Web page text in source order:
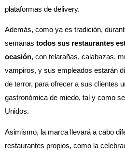
plataformas de delivery.
Además, como ya es tradición,
semanas todos sus restaurantes
ocasión, con telarañas, calabazas,
vampiros, y sus empleados estarán
de terror, para ofrecer a sus clientes
gastronómica de miedo, tal y como
Unidos.
Asimismo, la marca llevará a cabo
restaurantes propios, como la